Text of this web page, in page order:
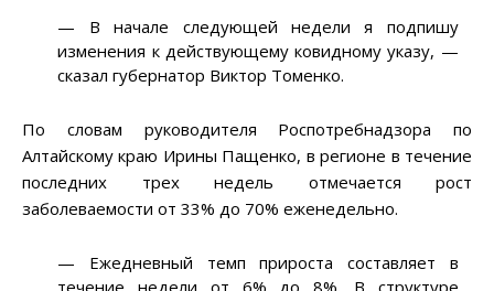
— В начале следующей недели я подпишу
изменения к действующему ковидному указу, —
сказал губернатор Виктор Томенко.
По словам руководителя Роспотребнадзора по
Алтайскому краю Ирины Пащенко, в регионе в течение
последних трех недель отмечается рост
заболеваемости от 33% до 70% еженедельно.
— Ежедневный темп прироста составляет в